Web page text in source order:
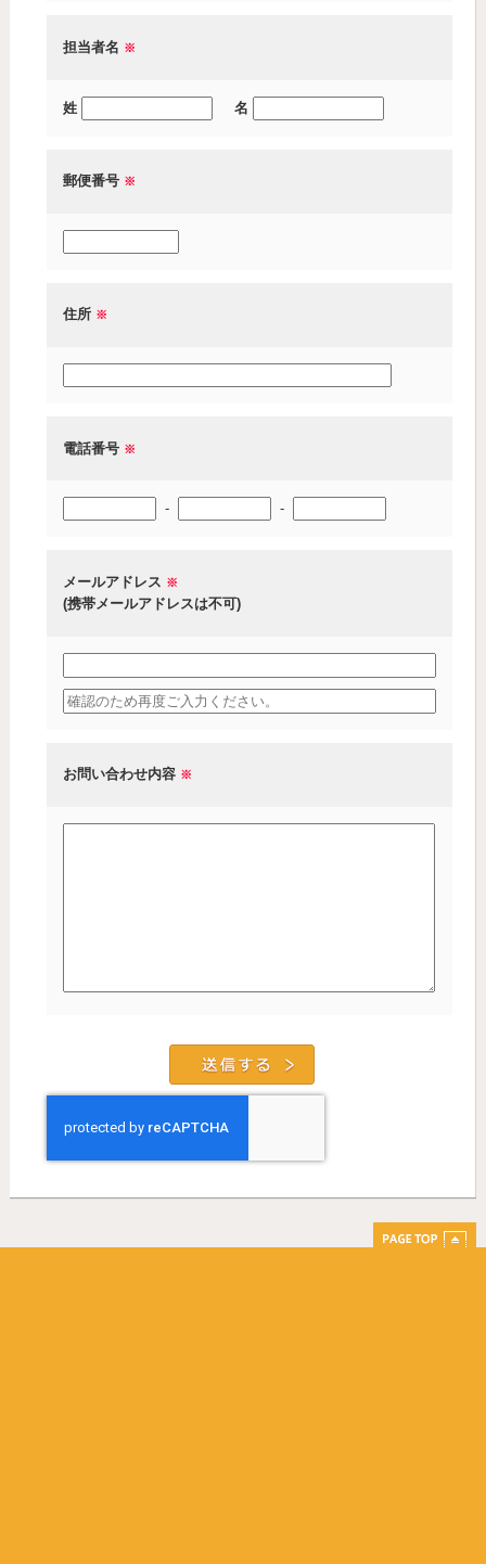
担当者名 ※
姓 名
郵便番号 ※
住所 ※
電話番号 ※
- -
メールアドレス ※
(携帯メールアドレスは不可)
お問い合わせ内容 ※